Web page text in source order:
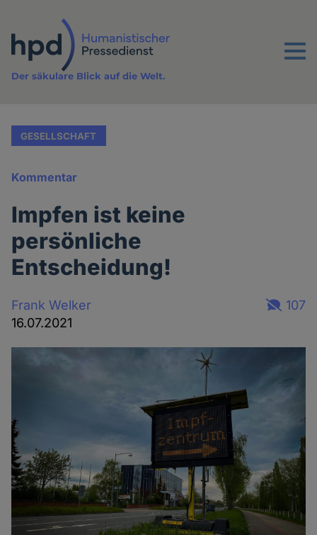
Inhalt
Menu
Der säkulare Blick auf die Welt.
GESELLSCHAFT
Kommentar
Impfen ist keine
persönliche
Entscheidung!
Frank Welker
16.07.2021
107